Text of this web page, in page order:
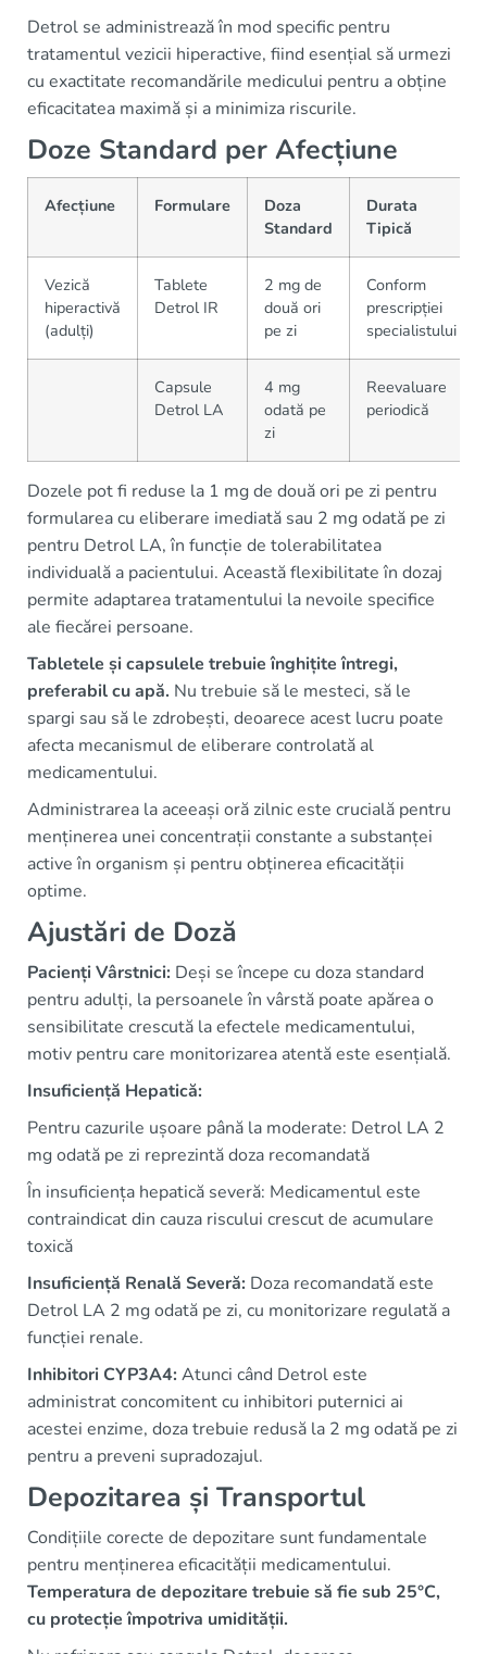
Detrol se administrează în mod specific pentru
tratamentul vezicii hiperactive, fiind esențial să urmezi
cu exactitate recomandările medicului pentru a obține
eficacitatea maximă și a minimiza riscurile.
Doze Standard per Afecțiune
Afecțiune Formulare
Doza
Standard
Durata
Tipică
Vezică
hiperactivă
(adulți)
Tablete
Detrol IR
2 mg de
două ori
pe zi
Conform
prescripției
specialistului
Capsule
Detrol LA
4 mg
odată pe
zi
Reevaluare
periodică
Dozele pot fi reduse la 1 mg de două ori pe zi pentru
formularea cu eliberare imediată sau 2 mg odată pe zi
pentru Detrol LA, în funcție de tolerabilitatea
individuală a pacientului. Această flexibilitate în dozaj
permite adaptarea tratamentului la nevoile specifice
ale fiecărei persoane.
Tabletele și capsulele trebuie înghițite întregi,
preferabil cu apă. Nu trebuie să le mesteci, să le
spargi sau să le zdrobești, deoarece acest lucru poate
afecta mecanismul de eliberare controlată al
medicamentului.
Administrarea la aceeași oră zilnic este crucială pentru
menținerea unei concentrații constante a substanței
active în organism și pentru obținerea eficacității
optime.
Ajustări de Doză
Pacienți Vârstnici: Deși se începe cu doza standard
pentru adulți, la persoanele în vârstă poate apărea o
sensibilitate crescută la efectele medicamentului,
motiv pentru care monitorizarea atentă este esențială.
Insuficiență Hepatică:
Pentru cazurile ușoare până la moderate: Detrol LA 2
mg odată pe zi reprezintă doza recomandată
În insuficiența hepatică severă: Medicamentul este
contraindicat din cauza riscului crescut de acumulare
toxică
Insuficiență Renală Severă: Doza recomandată este
Detrol LA 2 mg odată pe zi, cu monitorizare regulată a
funcției renale.
Inhibitori CYP3A4:Atunci când Detrol este
administrat concomitent cu inhibitori puternici ai
acestei enzime, doza trebuie redusă la 2 mg odată pe zi
pentru a preveni supradozajul.
Depozitarea și Transportul
Condițiile corecte de depozitare sunt fundamentale
pentru menținerea eficacității medicamentului.
Temperatura de depozitare trebuie să fie sub 25°C,
cu protecție împotriva umidității.